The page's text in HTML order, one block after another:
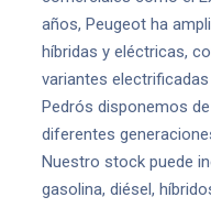
años, Peugeot ha
híbridas y eléctricas,
variantes
Pedrós disponemos
diferentes
Nuestro stock puede
gasolina, diésel,